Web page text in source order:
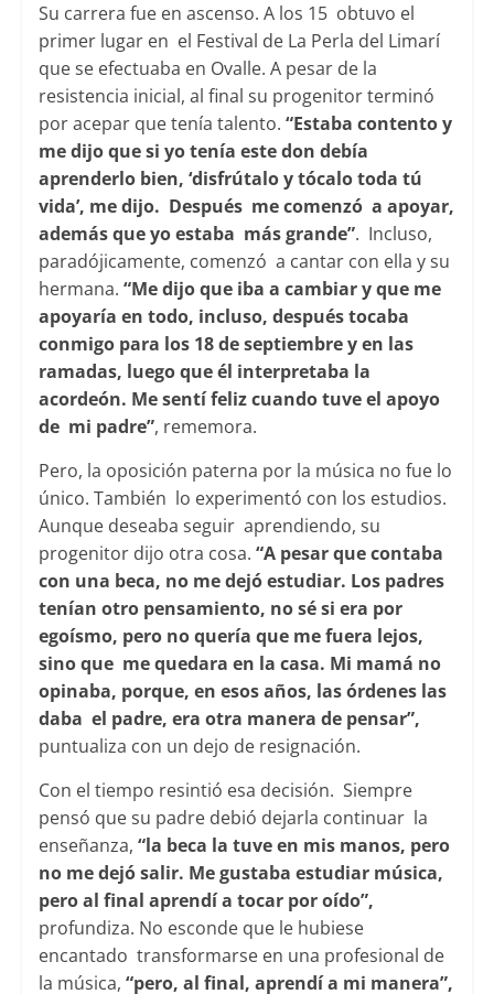
Su carrera fue en ascenso. A los 15 obtuvo el
primer lugar en el Festival de La Perla del Limarí
que se efectuaba en Ovalle. A pesar de la
resistencia inicial, al final su progenitor terminó
por acepar que tenía talento. “Estaba contento y
me dijo que si yo tenía este don debía
aprenderlo bien, ‘disfrútalo y tócalo toda tú
vida’, me dijo. Después me comenzó a apoyar,
además que yo estaba más grande”. Incluso,
paradójicamente, comenzó a cantar con ella y su
hermana. “Me dijo que iba a cambiar y que me
apoyaría en todo, incluso, después tocaba
conmigo para los 18 de septiembre y en las
ramadas, luego que él interpretaba la
acordeón. Me sentí feliz cuando tuve el apoyo
de mi padre”, rememora.
Pero, la oposición paterna por la música no fue lo
único. También lo experimentó con los estudios.
Aunque deseaba seguir aprendiendo, su
progenitor dijo otra cosa. “A pesar que contaba
con una beca, no me dejó estudiar. Los padres
tenían otro pensamiento, no sé si era por
egoísmo, pero no quería que me fuera lejos,
sino que me quedara en la casa. Mi mamá no
opinaba, porque, en esos años, las órdenes las
daba el padre, era otra manera de pensar”,
puntualiza con un dejo de resignación.
Con el tiempo resintió esa decisión. Siempre
pensó que su padre debió dejarla continuar la
enseñanza, “la beca la tuve en mis manos, pero
no me dejó salir. Me gustaba estudiar música,
pero al final aprendí a tocar por oído”,
profundiza. No esconde que le hubiese
encantado transformarse en una profesional de
la música, “pero, al final, aprendí a mi manera”,